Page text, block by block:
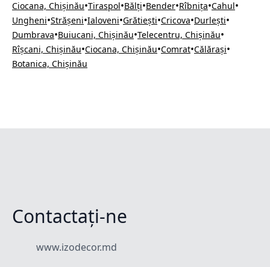
Ciocana, Chișinău•Tiraspol•Bălți•Bender•Rîbnița•Cahul•
Ungheni•Strășeni•Ialoveni•Grătiești•Cricova•Durlești•
Dumbrava•Buiucani, Chișinău•Telecentru, Chișinău•
Rîșcani, Chișinău•Ciocana, Chișinău•Comrat•Călărași•
Botanica, Chișinău
Contactați-ne
www.izodecor.md